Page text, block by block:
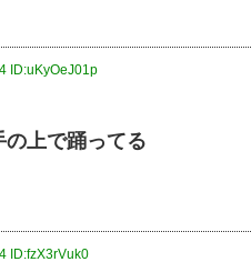
ID:uKyOeJ01p
上で踊ってる
ID:fzX3rVuk0